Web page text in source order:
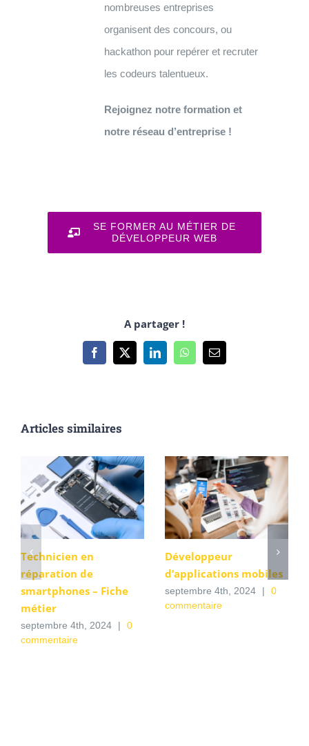
nombreuses entreprises
organisent des concours, ou
hackathon pour repérer et recruter
les codeurs talentueux.
Rejoignez notre formation et
notre réseau d’entreprise !
SE FORMER AU MÉTIER DE
DÉVELOPPEUR WEB
A partager !
Facebook
X LinkedInWhatsApp
Email
Articles similaires
Technicien en
réparation de
smartphones – Fiche
métier
septembre 4th, 2024 |
0
commentaire
Développeur
d’applications mobiles
septembre 4th, 2024 |
0
commentaire